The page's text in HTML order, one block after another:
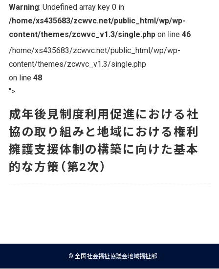
Warning: Undefined array key 0 in
/home/xs435683/zcwvc.net/public_html/wp/wp-
content/themes/zcwvc_v1.3/single.phpon line 46
/home/xs435683/zcwvc.net/public_html/wp/wp-
content/themes/zcwvc_v1.3/single.php
on line 48
">
成年後見制度利用促進における社
協の取り組みと地域における権利
擁護支援体制の構築に向けた基本
的な方策（第2次）
© 全国社会福祉協議会地域福祉部